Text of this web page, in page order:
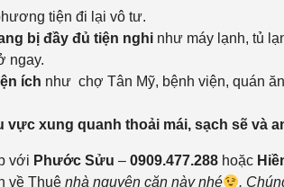
tiện đi lại vô tư.
bị đầy đủ tiện nghi như máy lạnh, tủ
ngay.
ích như chợ Tân Mỹ, bệnh viện, quán
vực xung quanh thoải mái, sạch sẽ và
với Phước Sửu –0909.477.288 hoặc
về Thuê nhà nguyên căn này nhé .